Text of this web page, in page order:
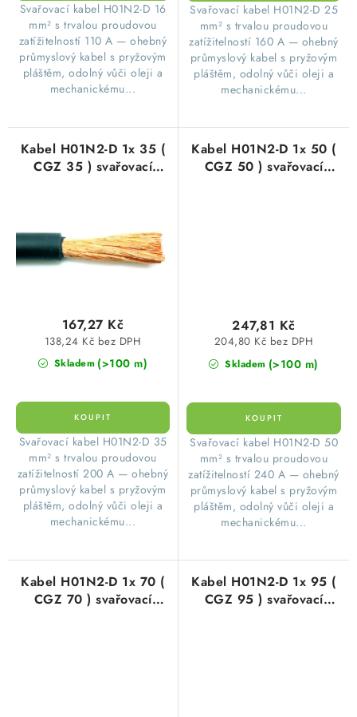
Svařovací kabel H01N2-D 16
mm² s trvalou proudovou
zatížitelností 110 A — ohebný
průmyslový kabel s pryžovým
pláštěm, odolný vůči oleji a
mechanickému...
Svařovací kabel H01N2-D 25
mm² s trvalou proudovou
zatížitelností 160 A — ohebný
průmyslový kabel s pryžovým
pláštěm, odolný vůči oleji a
mechanickému...
Kabel H01N2-D 1x 35 (
CGZ 35 ) svařovací
Skladem (>100 m)
138,24 Kč bez DPH
167,27 Kč
Svařovací kabel H01N2-D 35
mm² s trvalou proudovou
zatížitelností 200 A — ohebný
průmyslový kabel s pryžovým
pláštěm, odolný vůči oleji a
mechanickému...
Kabel H01N2-D 1x 50 (
CGZ 50 ) svařovací
Skladem (>100 m)
204,80 Kč bez DPH
247,81 Kč
Svařovací kabel H01N2-D 50
mm² s trvalou proudovou
zatížitelností 240 A — ohebný
průmyslový kabel s pryžovým
pláštěm, odolný vůči oleji a
mechanickému...
Kabel H01N2-D 1x 70 (
CGZ 70 ) svařovací
Kabel H01N2-D 1x 95 (
CGZ 95 ) svařovací